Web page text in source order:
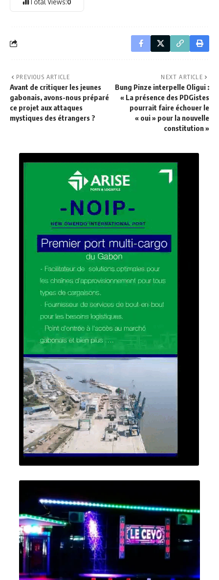
Total Views:0
PREVIOUS ARTICLE
Avant de critiquer les jeunes
gabonais, avons-nous préparé
ce projet aux attaques
mystiques des étrangers ?
NEXT ARTICLE
Bung Pinze interpelle Oligui :
« La présence des PDGistes
pourrait faire échouer le
« oui » pour la nouvelle
constitution »